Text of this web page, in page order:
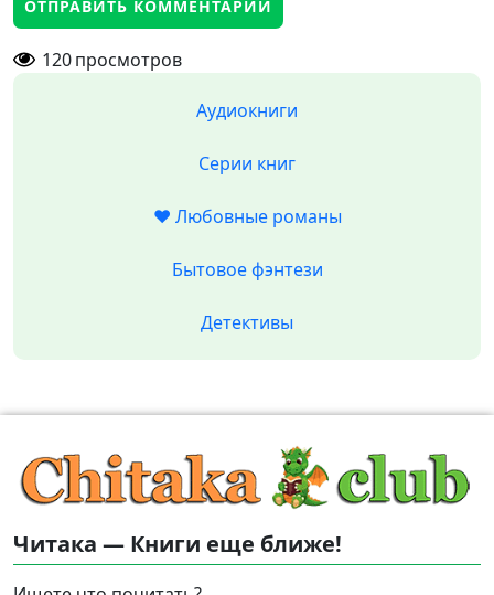
120просмотров
Аудиокниги
Серии книг
❤️ Любовные романы
Бытовое фэнтези
Детективы
Читака — Книги еще ближе!